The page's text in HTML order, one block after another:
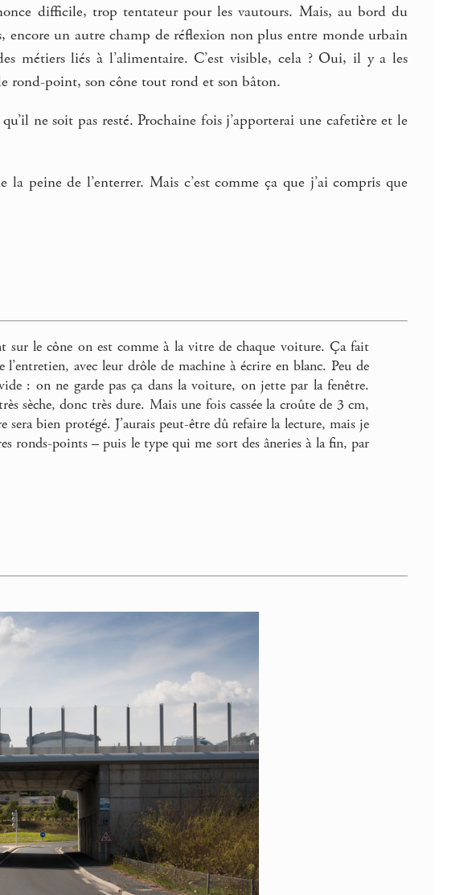
difficile, trop tentateur pour les vautours. Mais, au bord du
un autre champ de réflexion non plus entre monde urbain
métiers liés à l’alimentaire. C’est visible, cela ? Oui, il y a les
rond-point, son cône tout rond et son bâton.
ne soit pas resté. Prochaine fois j’apporterai une cafetière et le
peine de l’enterrer. Mais c’est comme ça que j’ai compris que
sur le cône on est comme à la vitre de chaque voiture. Ça fait
avec leur drôle de machine à écrire en blanc. Peu de
: on ne garde pas ça dans la voiture, on jette par la fenêtre.
sèche, donc très dure. Mais une fois cassée la croûte de 3 cm,
bien protégé. J’aurais peut-être dû refaire la lecture, mais je
ronds-points – puis le type qui me sort des âneries à la fin, par